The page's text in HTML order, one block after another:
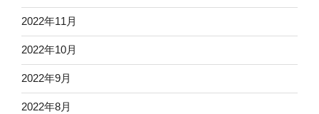
2022年11月
2022年10月
2022年9月
2022年8月